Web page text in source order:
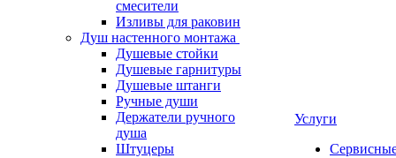
смесители
Изливы для раковин
Душ настенного монтажа
Душевые стойки
Душевые гарнитуры
Душевые штанги
Ручные души
Держатели ручного
душа
Штуцеры
Услуги